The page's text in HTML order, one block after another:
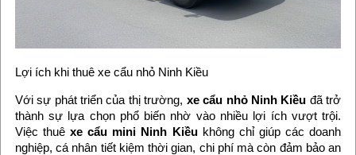
Lợi ích khi thuê xe cẩu nhỏ Ninh Kiều
Với sự phát triển của thị trường, xe cẩu nhỏ Ninh Kiều đã trở
thành sự lựa chọn phổ biến nhờ vào nhiều lợi ích vượt trội.
Việc thuêxe cẩu mini Ninh Kiềukhông chỉ giúp các doanh
nghiệp, cá nhân tiết kiệm thời gian, chi phí mà còn đảm bảo an